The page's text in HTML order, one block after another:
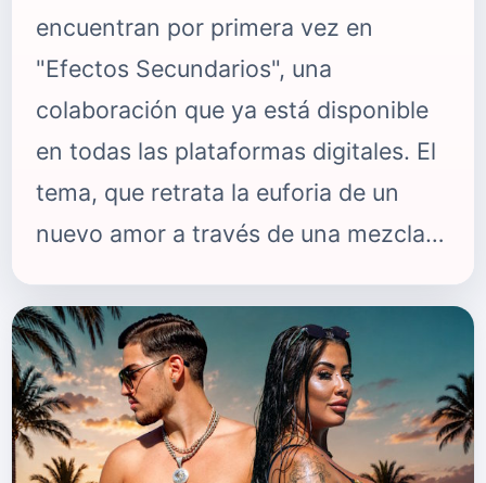
encuentran por primera vez en
"Efectos Secundarios", una
colaboración que ya está disponible
en todas las plataformas digitales. El
tema, que retrata la euforia de un
nuevo amor a través de una mezcla
producción impecable, encuentra en
el dúo el equilibrio perfecto entre la
fuerza interpretativa del vallenato y la
sensibilidad y dulzura que han